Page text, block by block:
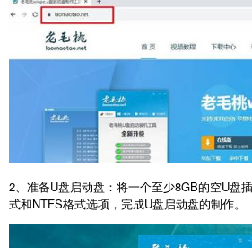
2、准备U盘启动盘：将一个至少8GB的空U盘
式和NTFS格式选项，完成U盘启动盘的制作。